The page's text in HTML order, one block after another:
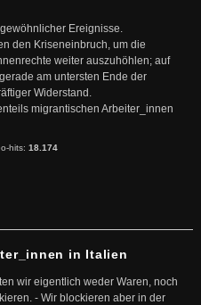
Ereignisse.
den Kriseneinbruch, um die
weiter auszuhöhlen; auf
am untersten Ende der
Widerstand.
migrantischen Arbeiter_innen
hits: 18.174
in Italien
wir eigentlich weder Waren, noch
- Wir blockieren aber in der